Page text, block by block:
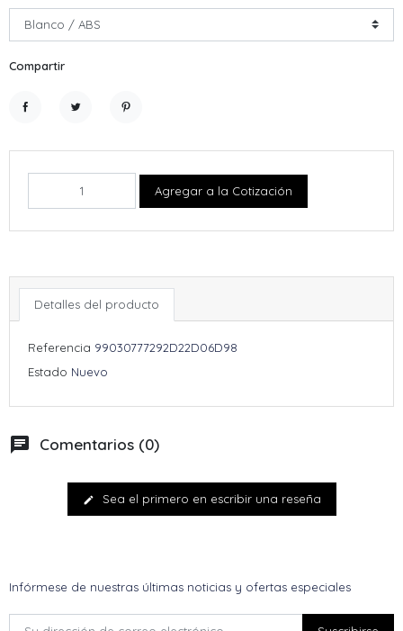
Compartir
Agregar a la Cotización
Detalles del producto
Referencia 99030777292D22D06D98
Estado Nuevo
chat Comentarios (0)
edit Sea el primero en escribir una reseña
Infórmese de nuestras últimas noticias y ofertas especiales